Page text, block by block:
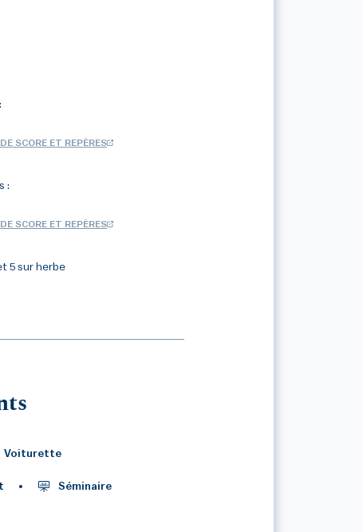
SCORE ET REPÈRES
:
SCORE ET REPÈRES
5 sur herbe
Voiturette
Séminaire